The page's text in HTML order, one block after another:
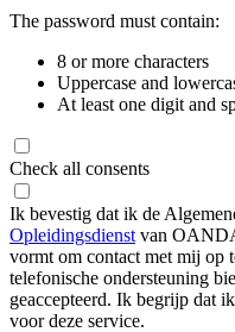
The password must contain:
8 or more characters
Uppercase and
At least one digit and
Check all consents
Ik bevestig dat ik de
Opleidingsdienst van
vormt om contact met mij op
telefonische ondersteuning
geaccepteerd. Ik begrijp dat
voor deze service.